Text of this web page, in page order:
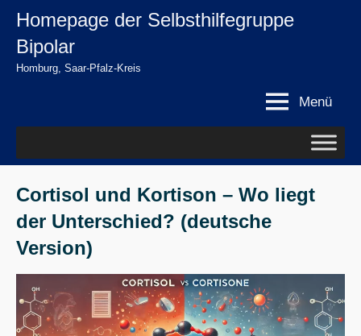
springen
Zum
springen
Homepage der Selbsthilfegruppe
Bipolar
Homburg, Saar-Pfalz-Kreis
Menü
Cortisol und Kortison – Wo liegt
der Unterschied? (deutsche
Version)